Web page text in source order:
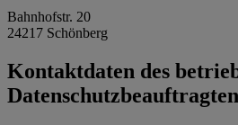
Bahnhofstr. 20
24217 Schönberg
Kontaktdaten des